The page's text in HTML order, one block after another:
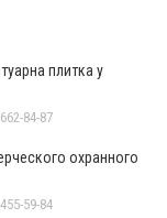
плитка у
84-87
охранного
59-84